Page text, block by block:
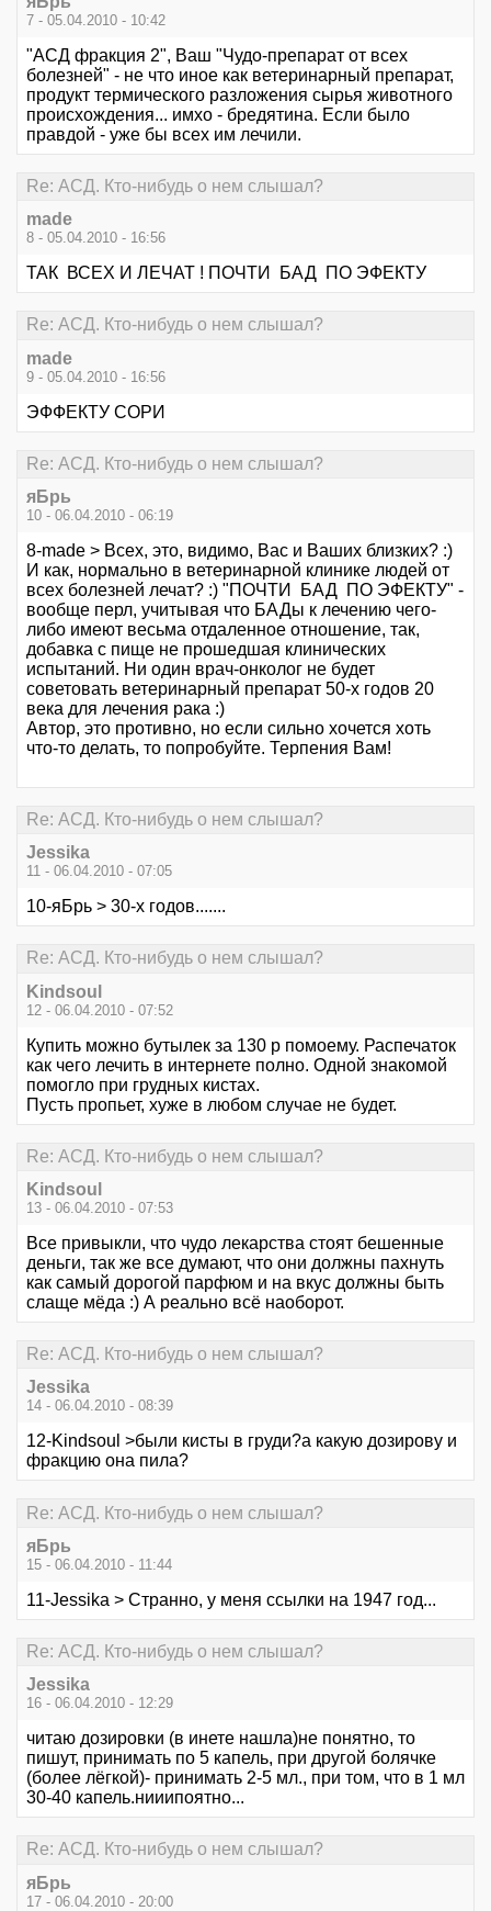
7 - 05.04.2010 - 10:42
"АСД фракция 2", Ваш "Чудо-препарат от всех
болезней" - не что иное как ветеринарный препарат,
продукт термического разложения сырья животного
происхождения... имхо - бредятина. Если было
правдой - уже бы всех им лечили.
Re: АСД. Кто-нибудь о нем слышал?
made
8 - 05.04.2010 - 16:56
ТАК ВСЕХ И ЛЕЧАТ ! ПОЧТИ БАД ПО ЭФЕКТУ
Re: АСД. Кто-нибудь о нем слышал?
made
9 - 05.04.2010 - 16:56
ЭФФЕКТУ СОРИ
Re: АСД. Кто-нибудь о нем слышал?
яБрь
10 - 06.04.2010 - 06:19
8-made > Всех, это, видимо, Вас и Ваших близких? :)
И как, нормально в ветеринарной клинике людей от
всех болезней лечат? :) "ПОЧТИ БАД ПО ЭФЕКТУ" -
вообще перл, учитывая что БАДы к лечению чего-
либо имеют весьма отдаленное отношение, так,
добавка с пище не прошедшая клинических
испытаний. Ни один врач-онколог не будет
советовать ветеринарный препарат 50-х годов 20
века для лечения рака :)
Автор, это противно, но если сильно хочется хоть
что-то делать, то попробуйте. Терпения Вам!
Re: АСД. Кто-нибудь о нем слышал?
Jessika
11 - 06.04.2010 - 07:05
10-яБрь > 30-х годов.......
Re: АСД. Кто-нибудь о нем слышал?
Kindsoul
12 - 06.04.2010 - 07:52
Купить можно бутылек за 130 р помоему. Распечаток
как чего лечить в интернете полно. Одной знакомой
помогло при грудных кистах.
Пусть пропьет, хуже в любом случае не будет.
Re: АСД. Кто-нибудь о нем слышал?
Kindsoul
13 - 06.04.2010 - 07:53
Все привыкли, что чудо лекарства стоят бешенные
деньги, так же все думают, что они должны пахнуть
как самый дорогой парфюм и на вкус должны быть
слаще мёда :) А реально всё наоборот.
Re: АСД. Кто-нибудь о нем слышал?
Jessika
14 - 06.04.2010 - 08:39
12-Kindsoul >были кисты в груди?а какую дозирову и
фракцию она пила?
Re: АСД. Кто-нибудь о нем слышал?
яБрь
15 - 06.04.2010 - 11:44
11-Jessika > Странно, у меня ссылки на 1947 год...
Re: АСД. Кто-нибудь о нем слышал?
Jessika
16 - 06.04.2010 - 12:29
читаю дозировки (в инете нашла)не понятно, то
пишут, принимать по 5 капель, при другой болячке
(более лёгкой)- принимать 2-5 мл., при том, что в 1 мл
30-40 капель.нииипоятно...
Re: АСД. Кто-нибудь о нем слышал?
яБрь
17 - 06.04.2010 - 20:00